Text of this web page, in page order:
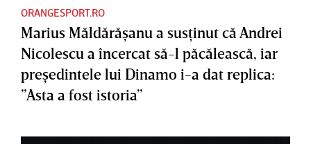
ORANGESPORT.RO
Marius Măldărăşanu a susţinut că Andrei
Nicolescu a încercat să-l păcălească, iar
preşedintele lui Dinamo i-a dat replica:
”Asta a fost istoria”